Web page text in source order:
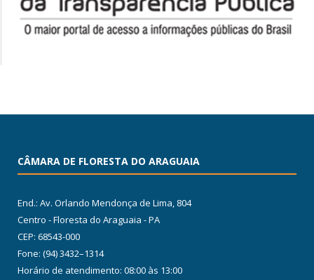
CÂMARA DE FLORESTA DO ARAGUAIA
End.: Av. Orlando Mendonça de Lima, 804
Centro - Floresta do Araguaia - PA
CEP: 68543-000
Fone: (94) 3432–1314
Horário de atendimento: 08:00 às 13:00